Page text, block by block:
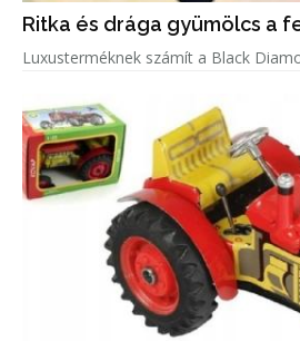
Ritka és drága gyümölcs a
Luxusterméknek számít a Black